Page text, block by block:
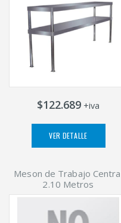
$122.689 +iva
VER DETALLE
Meson de Trabajo
2.10 Metros